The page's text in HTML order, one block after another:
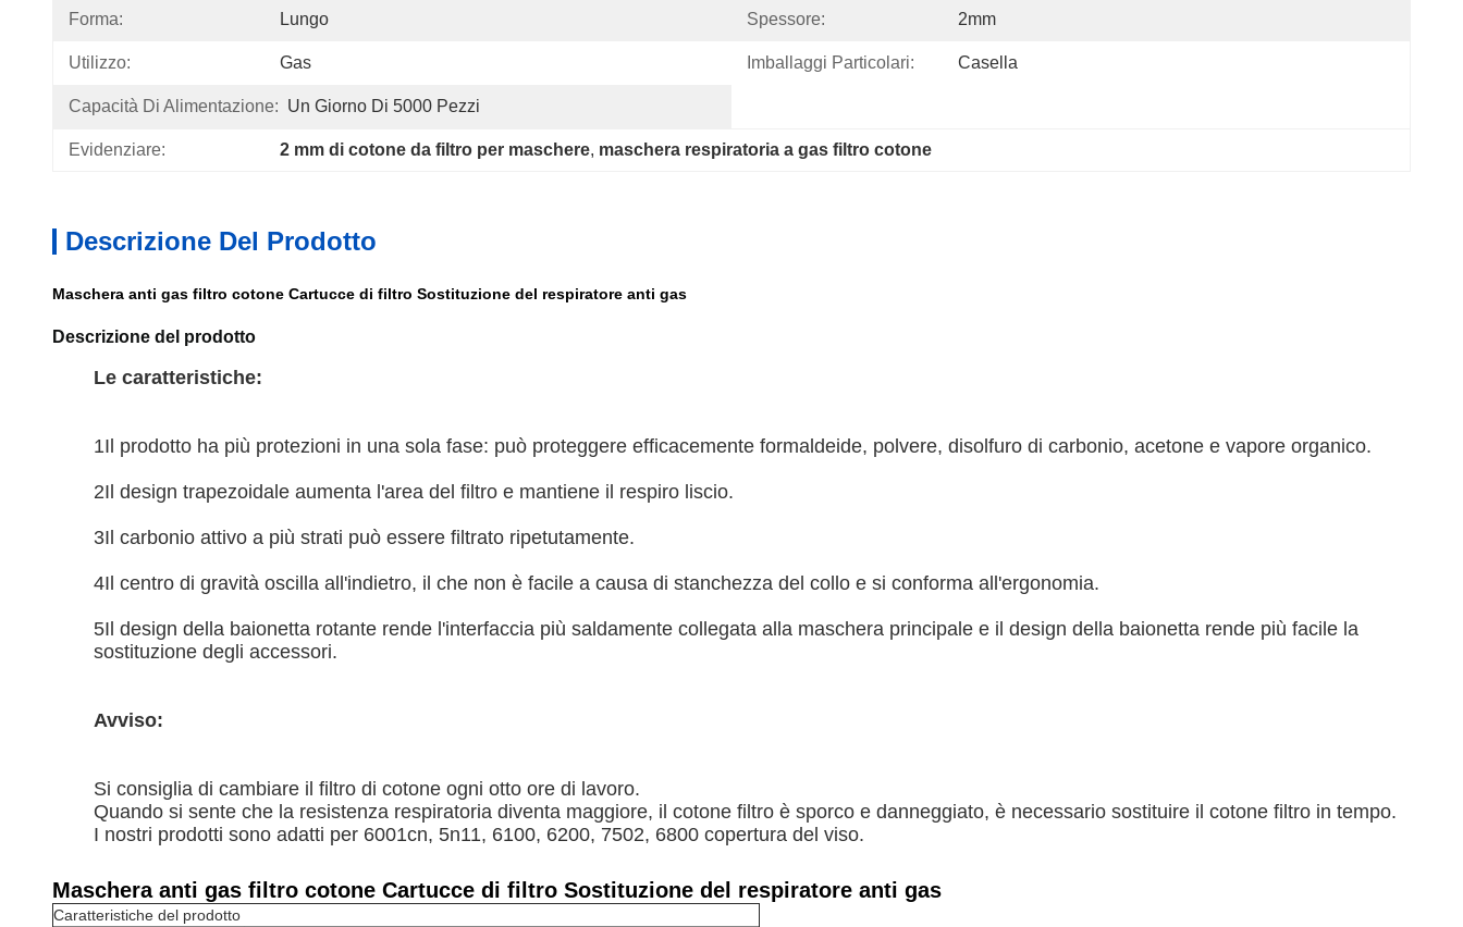
Forma: Lungo Spessore: 2mm
Utilizzo: Gas Imballaggi Particolari: Casella
Capacità Di Alimentazione: Un Giorno Di 5000 Pezzi
Evidenziare: 2 mm di cotone da filtro per maschere, maschera respiratoria a gas filtro cotone
Descrizione Del Prodotto
Maschera anti gas filtro cotone Cartucce di filtro Sostituzione del respiratore anti gas
Descrizione del prodotto
Le caratteristiche:
1Il prodotto ha più protezioni in una sola fase: può proteggere efficacemente formaldeide, polvere, disolfuro di carbonio, acetone e vapore organico.
2Il design trapezoidale aumenta l'area del filtro e mantiene il respiro liscio.
3Il carbonio attivo a più strati può essere filtrato ripetutamente.
4Il centro di gravità oscilla all'indietro, il che non è facile a causa di stanchezza del collo e si conforma all'ergonomia.
5Il design della baionetta rotante rende l'interfaccia più saldamente collegata alla maschera principale e il design della baionetta rende più facile la
sostituzione degli accessori.
Avviso:
Si consiglia di cambiare il filtro di cotone ogni otto ore di lavoro.
Quando si sente che la resistenza respiratoria diventa maggiore, il cotone filtro è sporco e danneggiato, è necessario sostituire il cotone filtro in tempo.
I nostri prodotti sono adatti per 6001cn, 5n11, 6100, 6200, 7502, 6800 copertura del viso.
Maschera anti gas filtro cotone Cartucce di filtro Sostituzione del respiratore anti gas
Caratteristiche del prodotto